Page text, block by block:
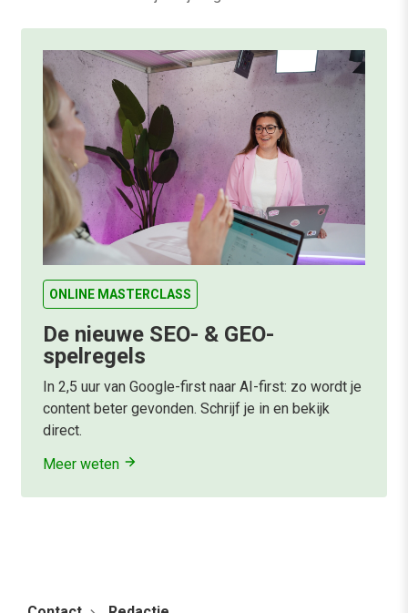
ONLINE MASTERCLASS
De nieuwe SEO- & GEO-
spelregels
In 2,5 uur van Google-first naar AI-first: zo wordt je
content beter gevonden. Schrijf je in en bekijk
direct.
Meer weten